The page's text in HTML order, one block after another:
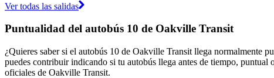
Ver todas las salidas
Puntualidad del autobús 10 de Oakville Transit
¿Quieres saber si el autobús 10 de Oakville Transit llega normalmente
puedes contribuir indicando si tu autobús llega antes de tiempo, puntual
oficiales de Oakville Transit.